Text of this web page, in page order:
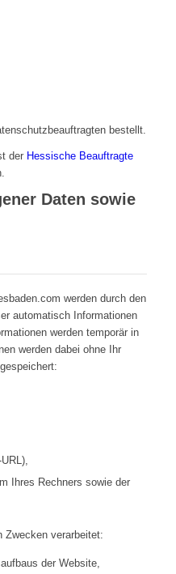
bestellt.
der Hessische Beauftragte
Daten sowie
werden durch den
automatisch Informationen
werden temporär in
werden dabei ohne Ihr
Ihres Rechners sowie der
Zwecken verarbeitet:
der Website,